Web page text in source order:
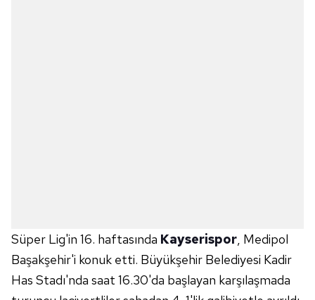
Süper Lig'in 16. haftasında Kayserispor, Medipol
Başakşehir'i konuk etti. Büyükşehir Belediyesi Kadir
Has Stadı'nda saat 16.30'da başlayan karşılaşmada